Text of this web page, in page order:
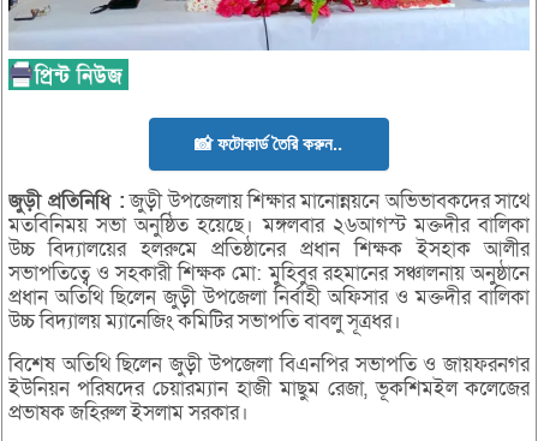
📸 ফটোকার্ড তৈরি করুন..
জুড়ীপ্রতিনিধি :জুড়ী উপজেলায় শিক্ষার মানোন্নয়নে অভিভাবকদের সাথে
মতবিনিময় সভা অনুষ্ঠিত হয়েছে। মঙ্গলবার ২৬আগস্ট মক্তদীর বালিকা
উচ্চ বিদ্যালয়ের হলরুমে প্রতিষ্ঠানের প্রধান শিক্ষক ইসহাক আলীর
সভাপতিত্বে ও সহকারী শিক্ষক মো: মুহিবুর রহমানের সঞ্চালনায় অনুষ্ঠানে
প্রধান অতিথি ছিলেন জুড়ী উপজেলা নির্বাহী অফিসার ও মক্তদীর বালিকা
উচ্চ বিদ্যালয় ম্যানেজিং কমিটির সভাপতি বাবলু সূত্রধর।
বিশেষ অতিথি ছিলেন জুড়ী উপজেলা বিএনপির সভাপতি ও জায়ফরনগর
ইউনিয়ন পরিষদের চেয়ারম্যান হাজী মাছুম রেজা, ভূকশিমইল কলেজের
প্রভাষক জহিরুল ইসলাম সরকার।